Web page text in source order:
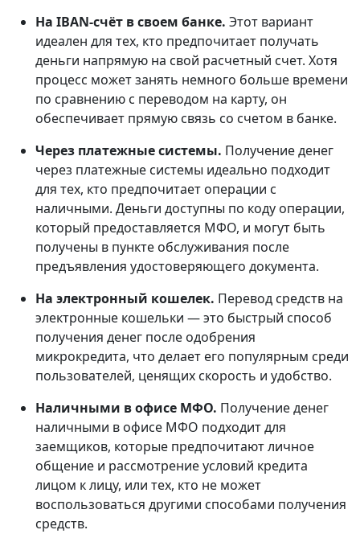
На IBAN-счёт в своем банке. Этот вариант
идеален для тех, кто предпочитает получать
деньги напрямую на свой расчетный счет. Хотя
процесс может занять немного больше времени
по сравнению с переводом на карту, он
обеспечивает прямую связь со счетом в банке.
Через платежные системы. Получение денег
через платежные системы идеально подходит
для тех, кто предпочитает операции с
наличными. Деньги доступны по коду операции,
который предоставляется МФО, и могут быть
получены в пункте обслуживания после
предъявления удостоверяющего документа.
На электронный кошелек. Перевод средств на
электронные кошельки — это быстрый способ
получения денег после одобрения
микрокредита, что делает его популярным среди
пользователей, ценящих скорость и удобство.
Наличными в офисе МФО. Получение денег
наличными в офисе МФО подходит для
заемщиков, которые предпочитают личное
общение и рассмотрение условий кредита
лицом к лицу, или тех, кто не может
воспользоваться другими способами получения
средств.